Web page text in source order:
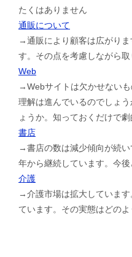
たくはありません
通販について
→通販により顧客は広がりま
す。その点を考慮しながら
Web
→Webサイトは欠かせない
理解は進んでいるのでしょ
ょうか。知っておくだけで
書店
→書店の数は減少傾向が続
年から継続しています。今
介護
→介護市場は拡大しています
ています。その実態はどの